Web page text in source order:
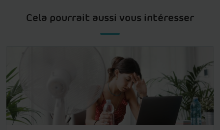
Cela pourrait aussi vous intéresser